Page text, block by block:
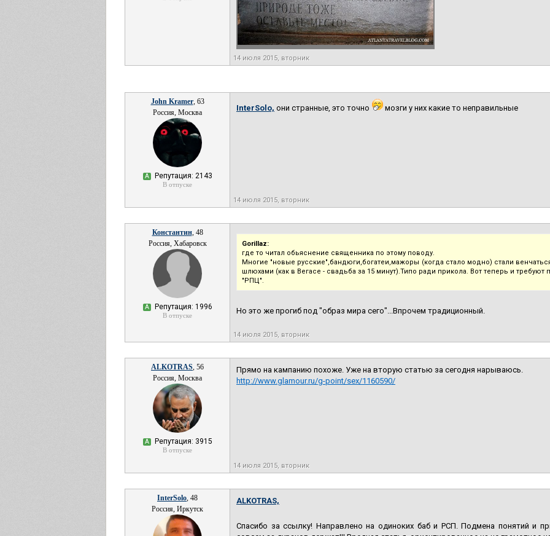
14 июля 2015, вторник
John Kramer, 63
Россия, Москва
А Репутация: 2143
В отпуске
InterSolo, они странные, это точно мозги у них какие то неправильные
14 июля 2015, вторник
Константин, 48
Россия, Хабаровск
А Репутация: 1996
В отпуске
Gorillaz:
где то читал обьяснение священника по этому поводу.
Многие "новые русские",бандюги,богатеи,мажоры (когда стало модно) стали
шлюхами (как в Вегасе - свадьба за 15 минут).Типо ради прикола. Вот теперь и требуют
"РПЦ".
Но это же прогиб под "образ мира сего"...Впрочем традиционный.
14 июля 2015, вторник
ALKOTRAS, 56
Россия, Москва
А Репутация: 3915
В отпуске
Прямо на кампанию похоже. Уже на вторую статью за сегодня нарываюсь.
http://www.glamour.ru/g-point/sex/1160590/
14 июля 2015, вторник
InterSolo, 48
Россия, Иркутск
ALKOTRAS,
Спасибо за ссылку! Направлено на одиноких баб и РСП. Подмена понятий и